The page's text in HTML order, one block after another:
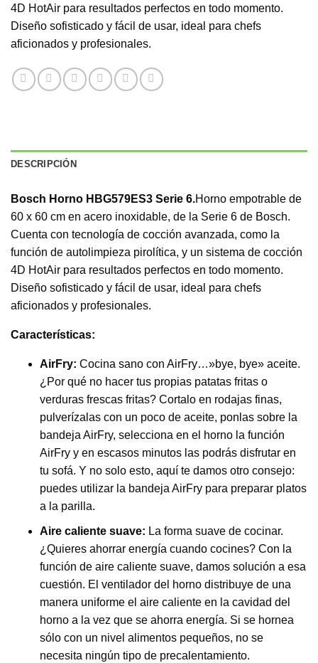
4D HotAir para resultados perfectos en todo momento.
Diseño sofisticado y fácil de usar, ideal para chefs
aficionados y profesionales.
DESCRIPCIÓN
Bosch Horno HBG579ES3 Serie 6.Horno empotrable de
60 x 60 cm en acero inoxidable, de la Serie 6 de Bosch.
Cuenta con tecnología de cocción avanzada, como la
función de autolimpieza pirolítica, y un sistema de cocción
4D HotAir para resultados perfectos en todo momento.
Diseño sofisticado y fácil de usar, ideal para chefs
aficionados y profesionales.
Características:
AirFry: Cocina sano con AirFry…»bye, bye» aceite.
¿Por qué no hacer tus propias patatas fritas o
verduras frescas fritas? Cortalo en rodajas finas,
pulverízalas con un poco de aceite, ponlas sobre la
bandeja AirFry, selecciona en el horno la función
AirFry y en escasos minutos las podrás disfrutar en
tu sofá. Y no solo esto, aquí te damos otro consejo:
puedes utilizar la bandeja AirFry para preparar platos
a la parilla.
Aire caliente suave: La forma suave de cocinar.
¿Quieres ahorrar energía cuando cocines? Con la
función de aire caliente suave, damos solución a esa
cuestión. El ventilador del horno distribuye de una
manera uniforme el aire caliente en la cavidad del
horno a la vez que se ahorra energía. Si se hornea
sólo con un nivel alimentos pequeños, no se
necesita ningún tipo de precalentamiento.